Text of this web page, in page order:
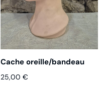
Cache oreille/bandeau
25,00 €